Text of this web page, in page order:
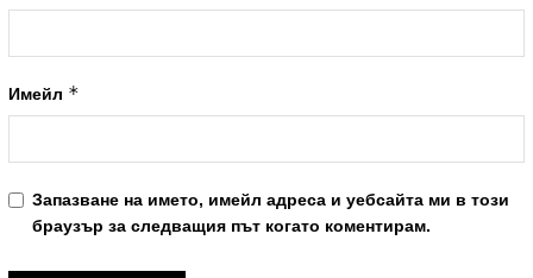
Имейл *
Запазване на името, имейл адреса и уебсайта ми в този
браузър за следващия път когато коментирам.